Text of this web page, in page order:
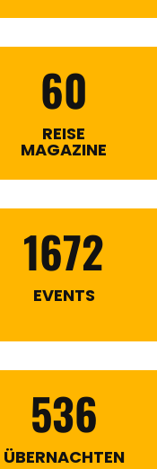
60
REISE
MAGAZINE
1672
EVENTS
536
ÜBERNACHTEN